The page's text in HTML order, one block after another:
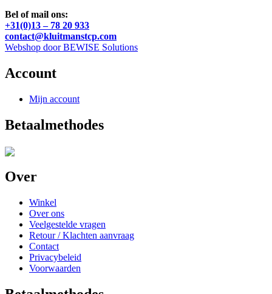
Bel of mail ons:
+31(0)13 – 78 20 933
contact@kluitmanstcp.com
Webshop door BEWISE Solutions
Account
Mijn account
Betaalmethodes
Over
Winkel
Over ons
Veelgestelde vragen
Retour / Klachten aanvraag
Contact
Privacybeleid
Voorwaarden